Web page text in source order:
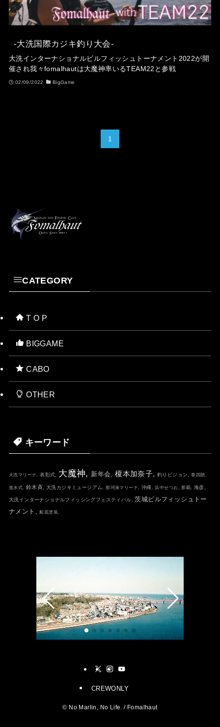
-大洗国際カジキ釣り大会-
大洗インターナショナルビルフィッシュトーナメント2022が開
催され我々fomalhautは大魔神率いるTEAM22と参戦
02/09/2022 BigGame
1
CATEGORY
T O P
BIGGAME
CABO
OTHER
キーワード
大洗マリーナ,表彰式, 大魔神, 新年会,榎本加奈子,釣りビジョン,拳四朗,
進水式, 鈴木斉, 大洗カジキミュージアム,那珂湊マリーナ, 沖縄,浜中せつお,那覇, 海彦,
大洗インターナショナルフィッシングフェスティバル, 茨城ビルフィッシュトー
ナメント,船底塗装,
CREWONLY
© No Marlin, No Life. / Fomalhaut